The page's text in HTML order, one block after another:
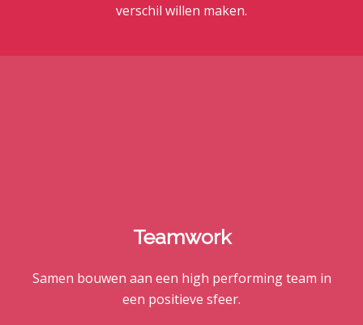
verschil willen maken.
Teamwork
Samen bouwen aan een high performing team in
een positieve sfeer.